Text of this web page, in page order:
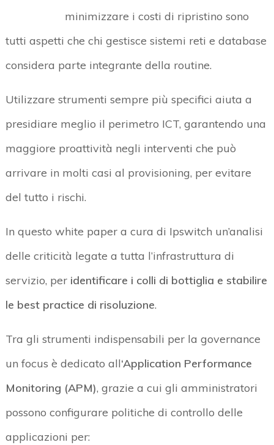
minimizzare i costi di ripristino sono
tutti aspetti che chi gestisce sistemi reti e database
considera parte integrante della routine.
Utilizzare strumenti sempre più specifici aiuta a
presidiare meglio il perimetro ICT, garantendo una
maggiore proattività negli interventi che può
arrivare in molti casi al provisioning, per evitare
del tutto i rischi.
In questo white paper a cura di Ipswitch un’analisi
delle criticità legate a tutta l’infrastruttura di
servizio, per identificare i colli di bottiglia e stabilire
le best practice di risoluzione.
Tra gli strumenti indispensabili per la governance
un focus è dedicato all‘Application Performance
Monitoring (APM), grazie a cui gli amministratori
possono configurare politiche di controllo delle
applicazioni per: